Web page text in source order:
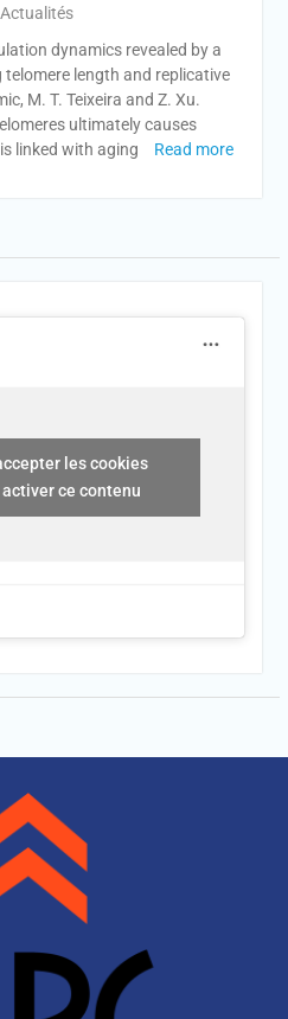
Actualités
dynamics revealed by a
length and replicative
M. T. Teixeira and Z. Xu.
ultimately causes
linked with aging
Read more
les cookies
ce contenu